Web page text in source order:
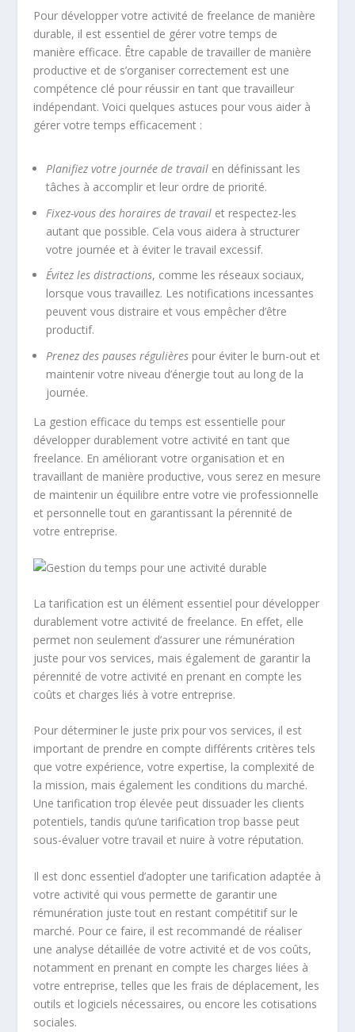
Pour développer votre activité de freelance de manière
durable, il est essentiel de gérer votre temps de
manière efficace. Être capable de travailler de manière
productive et de s’organiser correctement est une
compétence clé pour réussir en tant que travailleur
indépendant. Voici quelques astuces pour vous aider à
gérer votre temps efficacement :
Planifiez votre journée de travail en définissant les
tâches à accomplir et leur ordre de priorité.
Fixez-vous des horaires de travail et respectez-les
autant que possible. Cela vous aidera à structurer
votre journée et à éviter le travail excessif.
Évitez les distractions, comme les réseaux sociaux,
lorsque vous travaillez. Les notifications incessantes
peuvent vous distraire et vous empêcher d’être
productif.
Prenez des pauses régulières pour éviter le burn-out et
maintenir votre niveau d’énergie tout au long de la
journée.
La gestion efficace du temps est essentielle pour
développer durablement votre activité en tant que
freelance. En améliorant votre organisation et en
travaillant de manière productive, vous serez en mesure
de maintenir un équilibre entre votre vie professionnelle
et personnelle tout en garantissant la pérennité de
votre entreprise.
Latarification est un élément essentiel pour développer
durablement votre activité de freelance. En effet, elle
permet non seulement d’assurer une rémunération
juste pour vos services, mais également de garantir la
pérennité de votre activité en prenant en compte les
coûts et charges liés à votre entreprise.
Pour déterminer le juste prix pour vos services, il est
important de prendre en compte différents critères tels
que votre expérience, votre expertise, la complexité de
la mission, mais également les conditions du marché.
Une tarification trop élevée peut dissuader les clients
potentiels, tandis qu’une tarification trop basse peut
sous-évaluer votre travail et nuire à votre réputation.
Il est donc essentiel d’adopter une tarification adaptée à
votre activité qui vous permette de garantir une
rémunération juste tout en restant compétitif sur le
marché. Pour ce faire, il est recommandé de réaliser
une analyse détaillée de votre activité et de vos coûts,
notamment en prenant en compte les charges liées à
votre entreprise, telles que les frais de déplacement, les
outils et logiciels nécessaires, ou encore les cotisations
sociales.